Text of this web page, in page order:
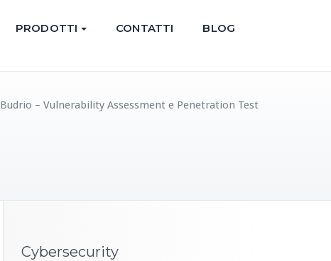
PRODOTTI CONTATTI BLOG
Budrio – Vulnerability Assessment e Penetration Test
Cybersecurity